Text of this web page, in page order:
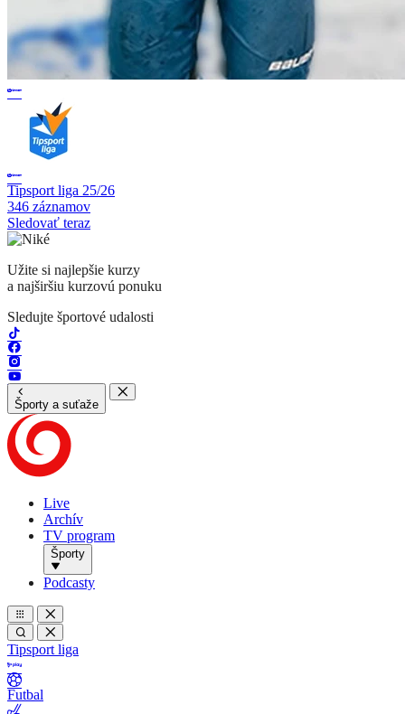
Tipsport liga 25/26
346 záznamov
Sledovať teraz
Užite si najlepšie kurzy
a najširšiu kurzovú ponuku
Sledujte športové udalosti
Športy a suťaže
Live
Archív
TV program
Športy
Podcasty
Tipsport liga
Futbal